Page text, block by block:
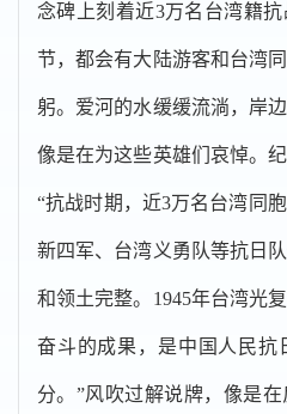
念碑上刻着近3万名台湾籍
节，都会有大陆游客和台湾
躬。爱河的水缓缓流淌，岸
像是在为这些英雄们哀悼。
“抗战时期，近3万名台湾同
新四军、台湾义勇队等抗日
和领土完整。1945年台湾光
奋斗的成果，是中国人民抗
分。”风吹过解说牌，像是在